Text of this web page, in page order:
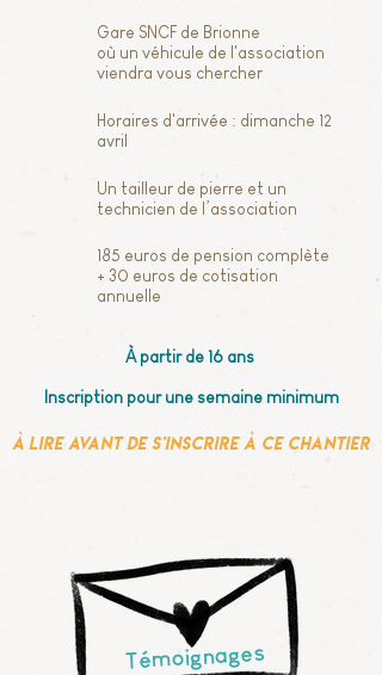
Gare SNCF de Brionne
où un véhicule de l'association
viendra vous chercher
Horaires d'arrivée : dimanche 12
avril
Un tailleur de pierre et un
technicien de l’association
185 euros de pension complète
+ 30 euros de cotisation
annuelle
À partir de 16 ans
Inscription pour une semaine minimum
À lire avant de s'inscrire à ce chantier
Témoignages